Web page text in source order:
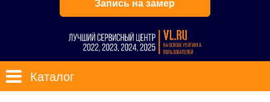
Запись на замер
Каталог